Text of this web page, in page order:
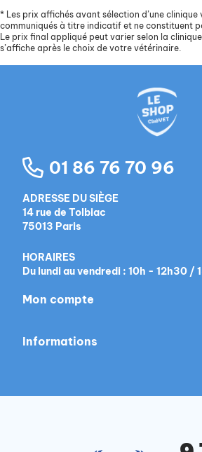
* Les prix affichés avant sélection d’une
communiqués à titre indicatif et ne constituent
Le prix final appliqué peut varier selon la
s’affiche après le choix de votre vétérinaire.
01 86 76 70 96
ADRESSE DU SIÈGE
14 rue de Tolbiac
75013 Paris
HORAIRES
Du lundi au vendredi : 10h - 12h30 /
Mon compte
Informations